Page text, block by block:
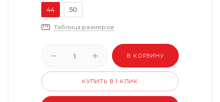
44
50
Таблица размеров
В КОРЗИНУ
КУПИТЬ В 1 КЛИК